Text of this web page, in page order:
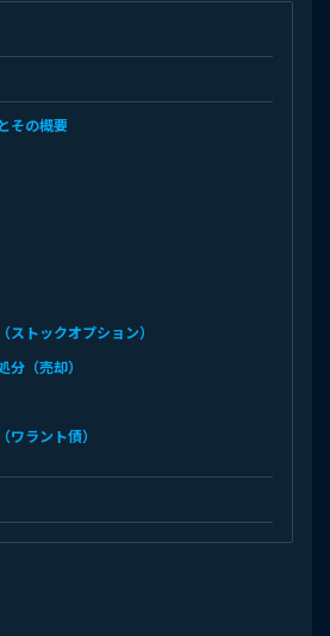
その概要
ストックオプション）
分（売却）
ワラント債）